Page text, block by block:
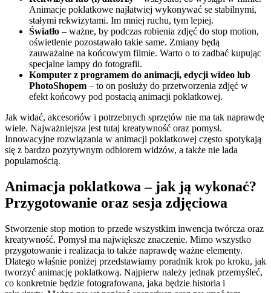
Animacje poklatkowe najłatwiej wykonywać se stabilnymi,
stałymi rekwizytami. Im mniej ruchu, tym lepiej.
Światło – ważne, by podczas robienia zdjęć do stop motion,
oświetlenie pozostawało takie same. Zmiany będą
zauważalne na końcowym filmie. Warto o to zadbać kupując
specjalne lampy do fotografii.
Komputer z programem do animacji, edycji wideo lub
PhotoShopem – to on posłuży do przetworzenia zdjęć w
efekt końcowy pod postacią animacji poklatkowej.
Jak widać, akcesoriów i potrzebnych sprzętów nie ma tak naprawdę
wiele. Najważniejsza jest tutaj kreatywność oraz pomysł.
Innowacyjne rozwiązania w animacji poklatkowej często spotykają
się z bardzo pozytywnym odbiorem widzów, a także nie lada
popularnością.
Animacja poklatkowa – jak ją wykonać?
Przygotowanie oraz sesja zdjęciowa
Stworzenie stop motion to przede wszystkim inwencja twórcza oraz
kreatywność. Pomysł ma największe znaczenie. Mimo wszystko
przygotowanie i realizacja to także naprawdę ważne elementy.
Dlatego właśnie poniżej przedstawiamy poradnik krok po kroku, jak
tworzyć animację poklatkową. Najpierw należy jednak przemyśleć,
co konkretnie będzie fotografowana, jaka będzie historia i